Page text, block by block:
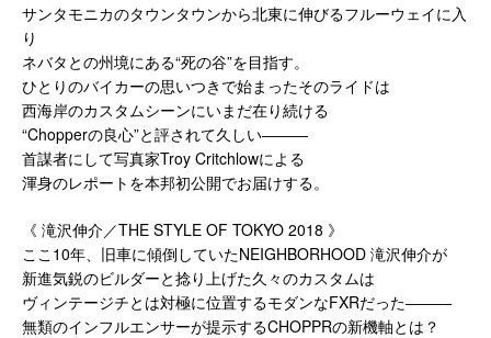
サンタモニカのタウンタウンから北東に伸びるフルーウェイに入
り
ネバタとの州境にある“死の谷”を目指す。
ひとりのバイカーの思いつきで始まったそのライドは
西海岸のカスタムシーンにいまだ在り続ける
“Chopperの良心”と評されて久しい―――
首謀者にして写真家Troy Critchlowによる
渾身のレポートを本邦初公開でお届けする。
《 滝沢伸介／THE STYLE OF TOKYO 2018 》
ここ10年、旧車に傾倒していたNEIGHBORHOOD 滝沢伸介が
新進気鋭のビルダーと捻り上げた久々のカスタムは
ヴィンテージチとは対極に位置するモダンなFXRだった―――
無類のインフルエンサーが提示するCHOPPRの新機軸とは？